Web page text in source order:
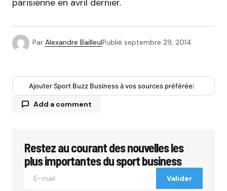
parisienne en avril dernier.
Par Alexandre BailleulPublié septembre 29, 2014
Ajouter Sport Buzz Business à vos sources préférées
Add a comment
Votre adresse e-mail ne sera pas publiée.Les
champs obligatoires sont indiqués avec*
Restez au courant des nouvelles les
plus importantes du sport business
Valider